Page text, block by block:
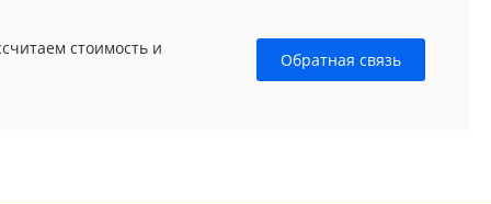
стоимость и
Обратная связь